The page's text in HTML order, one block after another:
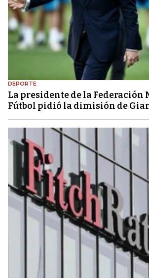
DEPORTE
La presidente de la Federación
Fútbol pidió la dimisión de